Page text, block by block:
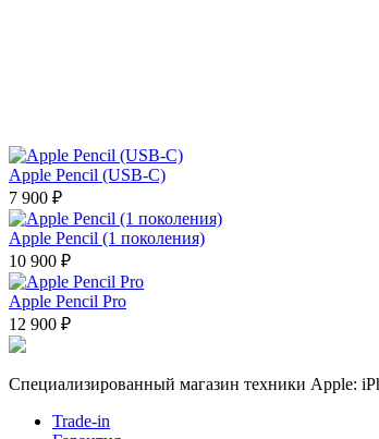
Apple Pencil (USB-C)
7 900 ₽
Apple Pencil (1 поколения)
10 900 ₽
Apple Pencil Pro
12 900 ₽
Специализированный магазин техники Apple:
Trade-in